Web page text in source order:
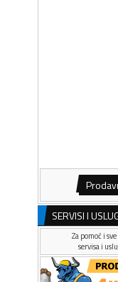
SERVISI I
Za pomoć i
servisa i